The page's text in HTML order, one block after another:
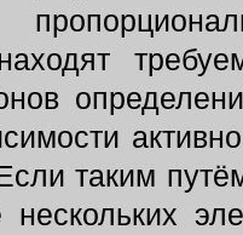
таким
нескольких